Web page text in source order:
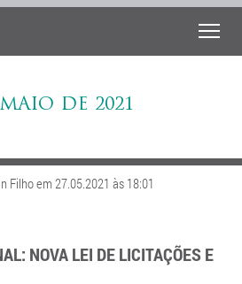
DE 2021
Filho em 27.05.2021 às 18:01
NOVA LEI DE LICITAÇÕES E